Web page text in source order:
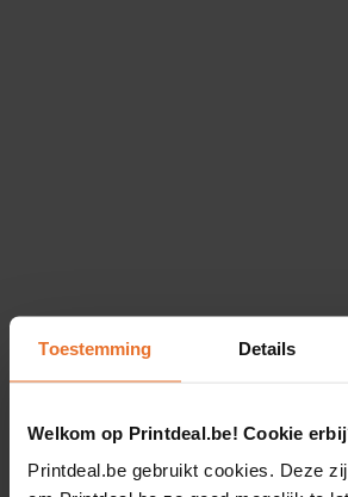
Toestemming Details
Welkom op Printdeal.be! Cookie
Printdeal.be gebruikt cookies. Deze